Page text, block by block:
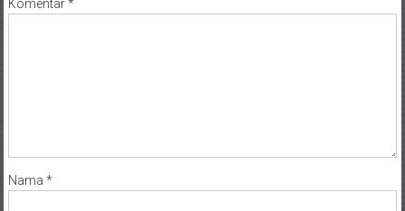
Komentar*
Nama *